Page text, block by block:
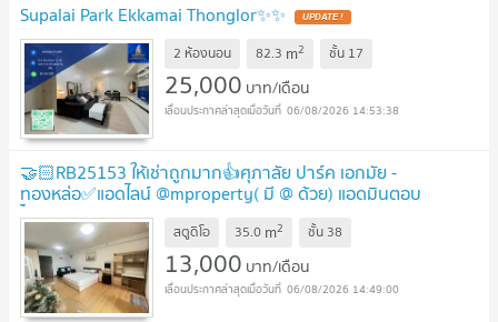
Supalai Park Ekkamai Thonglor✨✨
2 ห้องนอน 82.3 m2 ชั้น 17
25,000 บาท/เดือน
06/08/2026 14:53:38
🤝🏻RB25153 ให้เช่าถูกมาก👍ศุภาลัย ปาร์ค เอกมัย -
ทองหล่อ✅แอดไลน์ @mproperty( มี @ ด้วย) แอดมินตอบ
ไว
สตูดิโอ 35.0 m2 ชั้น 38
13,000 บาท/เดือน
06/08/2026 14:49:00